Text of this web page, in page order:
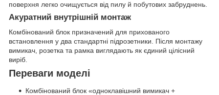
поверхня легко очищується від пилу й побутових забруднень.
Акуратний внутрішній монтаж
Комбінований блок призначений для прихованого
встановлення у два стандартні підрозетники. Після монтажу
вимикач, розетка та рамка виглядають як єдиний цілісний
виріб.
Переваги моделі
Комбінований блок «одноклавішний вимикач +